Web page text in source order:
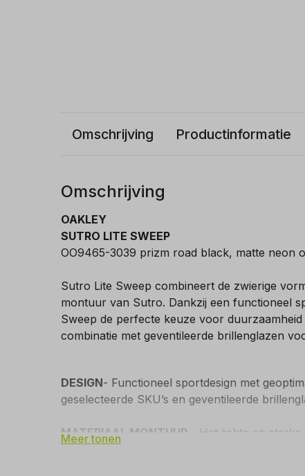
Omschrijving Productinformatie
Omschrijving
OAKLEY
SUTRO LITE SWEEP
OO9465-3039 prizm road black, matte neon
Sutro Lite Sweep combineert de zwierige
montuur van Sutro. Dankzij een functioneel
Sweep de perfecte keuze voor
combinatie met geventileerde brillenglazen
DESIGN- Functioneel sportdesign met
geselecteerde SKU’s en geventileerde
MATERIAAL MONTUUR - Het lichte en
Meer tonen